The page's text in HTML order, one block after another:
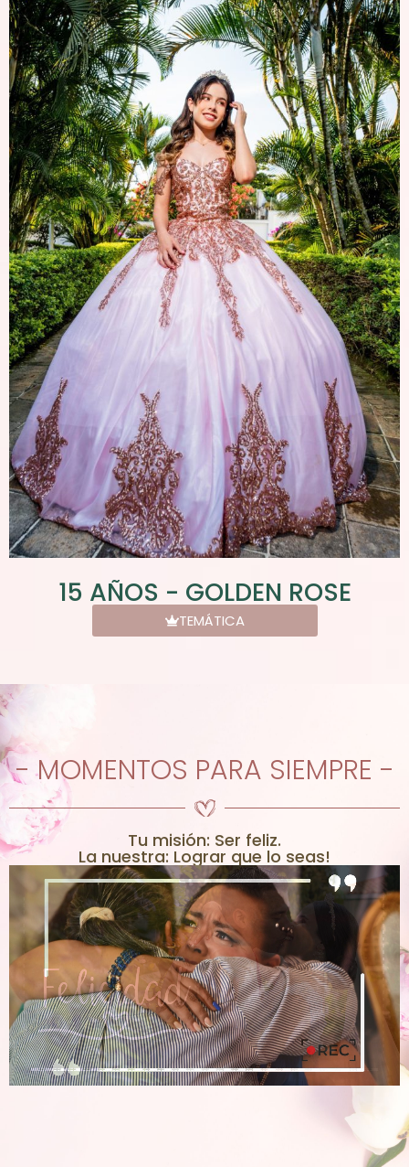
15 AÑOS - GOLDEN ROSE
TEMÁTICA
- MOMENTOS PARA SIEMPRE -
Tu misión: Ser feliz.
La nuestra: Lograr que lo seas!